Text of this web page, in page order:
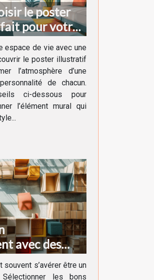
le poster
pour votre
espace de vie avec une
le poster illustratif
l’atmosphère d’une
de chacun.
ci-dessous pour
l’élément mural qui
avec des
à chaque
souvent s’avérer être un
les bons